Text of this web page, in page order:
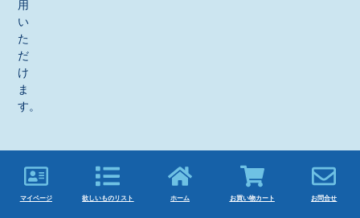
用
い
た
だ
け
ま
す。
マイページ 欲しいものリスト ホーム お買い物カート お問合せ